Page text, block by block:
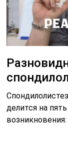
делится на
возникновения: